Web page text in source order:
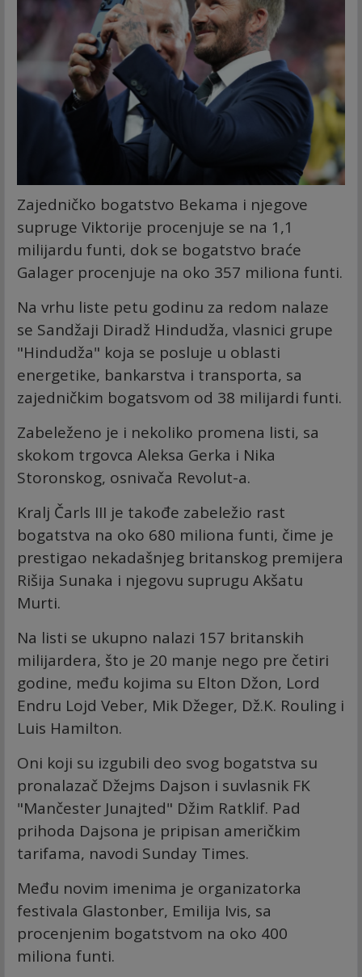
Zajedničko bogatstvo Bekama i njegove
supruge Viktorije procenjuje se na 1,1
milijardu funti, dok se bogatstvo braće
Galager procenjuje na oko 357 miliona funti.
Na vrhu liste petu godinu za redom nalaze
se Sandžaji Diradž Hindudža, vlasnici grupe
"Hindudža" koja se posluje u oblasti
energetike, bankarstva i transporta, sa
zajedničkim bogatsvom od 38 milijardi funti.
Zabeleženo je i nekoliko promena listi, sa
skokom trgovca Aleksa Gerka i Nika
Storonskog, osnivača Revolut-a.
Kralj Čarls III je takođe zabeležio rast
bogatstva na oko 680 miliona funti, čime je
prestigao nekadašnjeg britanskog premijera
Rišija Sunaka i njegovu suprugu Akšatu
Murti.
Na listi se ukupno nalazi 157 britanskih
milijardera, što je 20 manje nego pre četiri
godine, među kojima su Elton Džon, Lord
Endru Lojd Veber, Mik Džeger, Dž.K. Rouling i
Luis Hamilton.
Oni koji su izgubili deo svog bogatstva su
pronalazač Džejms Dajson i suvlasnik FK
"Mančester Junajted" Džim Ratklif. Pad
prihoda Dajsona je pripisan američkim
tarifama, navodi Sunday Times.
Među novim imenima je organizatorka
festivala Glastonber, Emilija Ivis, sa
procenjenim bogatstvom na oko 400
miliona funti.